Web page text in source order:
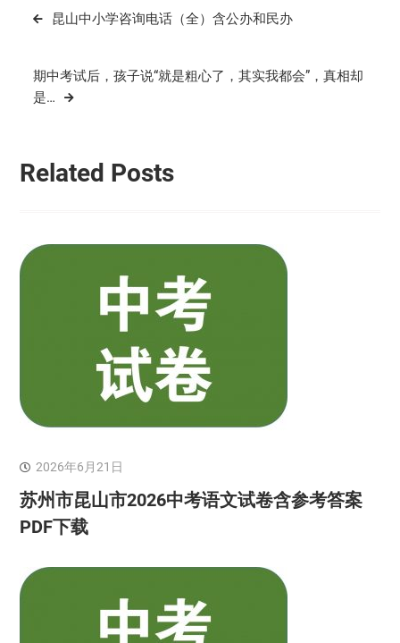
文
导
航
昆山中小学咨询电话（全）含公办和民办
期中考试后，孩子说“就是粗心了，其实我都会”，真相却
是…
Related Posts
2026年6月21日
苏州市昆山市2026中考语文试卷含参考答案
PDF下载